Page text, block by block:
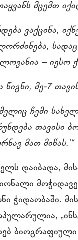
მცემთ
ვაქცინა,
‒იესო
წიგნი, მე-7
ჩემი
თავისი
მათ მიწას.’“
დაიბადა,
ჭიდაობაში.